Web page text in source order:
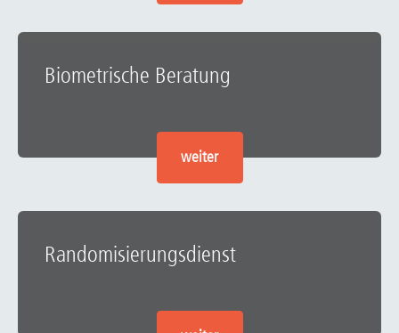
Biometrische Beratung
weiter
Randomisierungsdienst